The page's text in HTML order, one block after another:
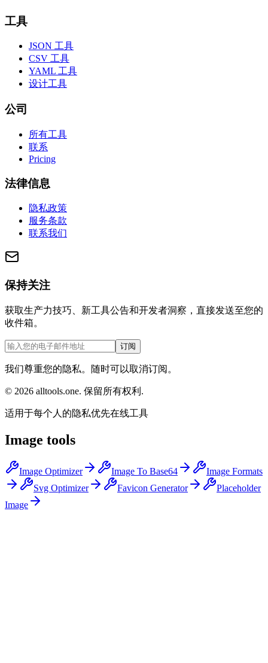
工具
JSON 工具
CSV 工具
YAML 工具
设计工具
公司
所有工具
联系
Pricing
法律信息
隐私政策
服务条款
联系我们
保持关注
获取生产力技巧、新工具公告和开发者洞察，直接发送至您的
收件箱。
订阅
我们尊重您的隐私。随时可以取消订阅。
© 2026 alltools.one. 保留所有权利 .
适用于每个人的隐私优先在线工具
Image tools
Image Optimizer Image To Base64
Image Formats
Svg Optimizer
Favicon Generator
Placeholder
Image